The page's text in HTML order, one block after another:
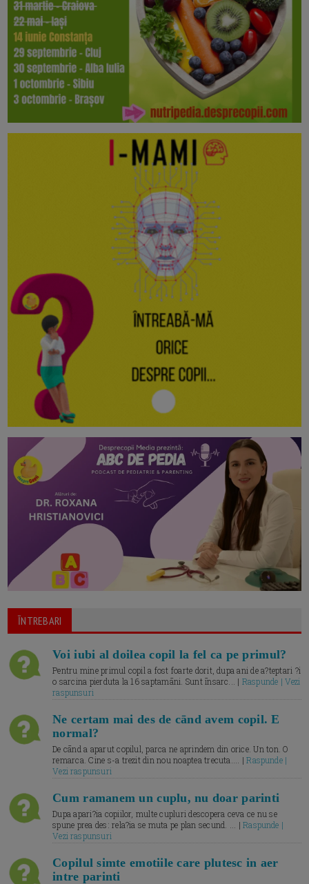
ĪNTREBARI
Voi iubi al doilea copil la fel ca pe primul?
Pentru mine primul copil a fost foarte dorit, dupa ani de a?teptari ?i
o sarcina pierduta la 16 saptamāni. Sunt īnsarc... | Raspunde | Vezi
raspunsuri
Ne certam mai des de cānd avem copil. E
normal?
De cānd a aparut copilul, parca ne aprindem din orice. Un ton. O
remarca. Cine s-a trezit din nou noaptea trecuta.... |Raspunde |
Vezi raspunsuri
Cum ramanem un cuplu, nu doar parinti
Dupa apari?ia copiilor, multe cupluri descopera ceva ce nu se
spune prea des: rela?ia se muta pe plan secund. ... |Raspunde |
Vezi raspunsuri
Copilul simte emotiile care plutesc in aer
intre parinti